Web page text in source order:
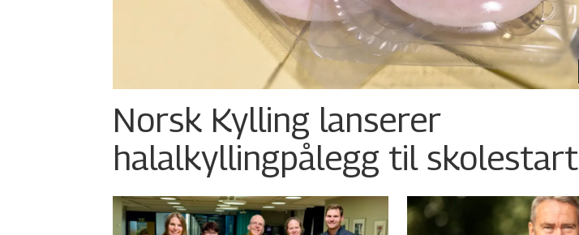
Norsk Kylling lanserer
halalkylling­pålegg til skolestart